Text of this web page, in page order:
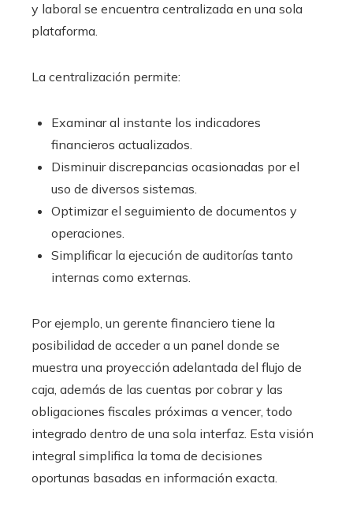
y laboral se encuentra centralizada en una sola
plataforma.
La centralización permite:
Examinar al instante los indicadores
financieros actualizados.
Disminuir discrepancias ocasionadas por el
uso de diversos sistemas.
Optimizar el seguimiento de documentos y
operaciones.
Simplificar la ejecución de auditorías tanto
internas como externas.
Por ejemplo, un gerente financiero tiene la
posibilidad de acceder a un panel donde se
muestra una proyección adelantada del flujo de
caja, además de las cuentas por cobrar y las
obligaciones fiscales próximas a vencer, todo
integrado dentro de una sola interfaz. Esta visión
integral simplifica la toma de decisiones
oportunas basadas en información exacta.